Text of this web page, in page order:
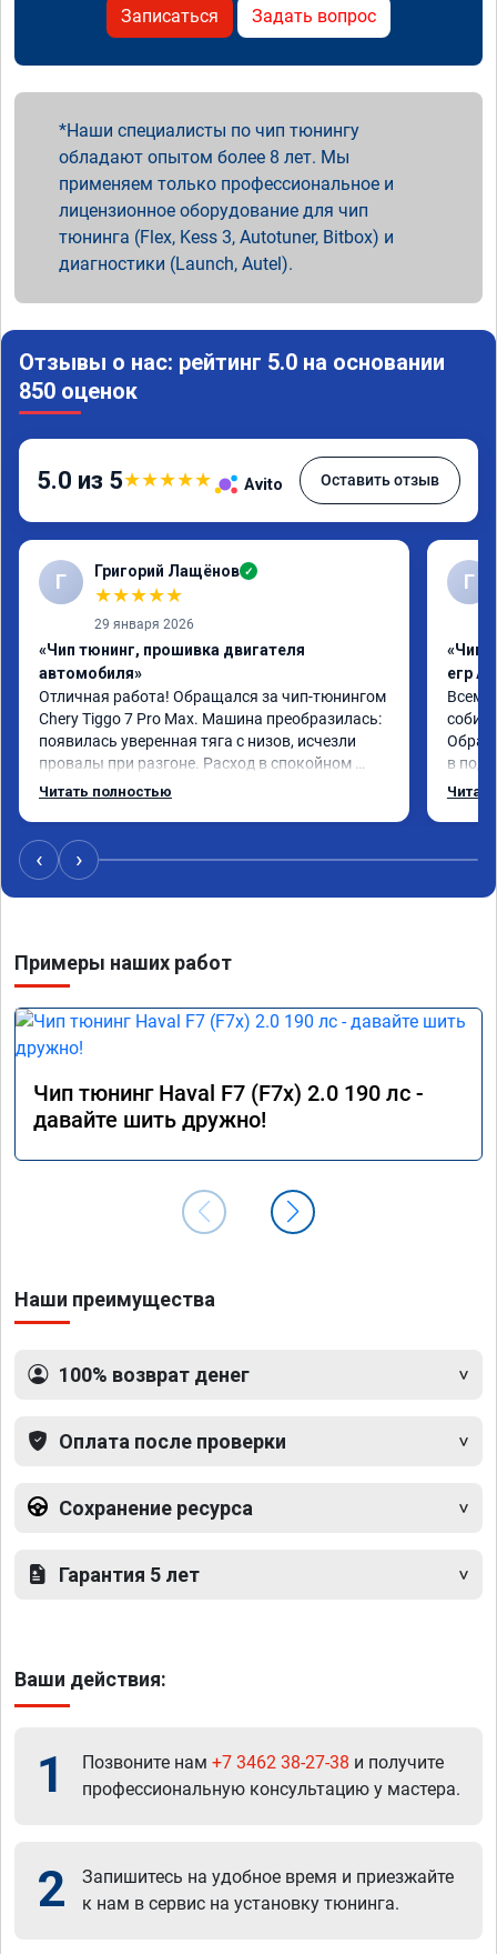
Записаться Задать вопрос
Наши специалисты по чип тюнингу
обладают опытом более 8 лет. Мы
применяем только профессиональное и
лицензионное оборудование для чип
тюнинга (Flex, Kess 3, Autotuner, Bitbox) и
диагностики (Launch, Autel).
Отзывы о нас: рейтинг 5.0 на основании
850 оценок
5.0 из 5★★★★★ Avito Оставить отзыв
Г Григорий Лащёнов ✓
★★★★★
29 января 2026
«Чип тюнинг, прошивка двигателя
автомобиля»
Отличная работа! Обращался за чип-тюнингом
Chery Tiggo 7 Pro Max. Машина преобразилась:
появилась уверенная тяга с низов, исчезли
провалы при разгоне. Расход в спокойном
режиме даже немного снизился. Все сделали
Читать полностью
Г
«Чип
егр
Всем
в
‹ ›
Примеры наших работ
Чип тюнинг Haval F7 (F7x) 2.0 190 лс -
давайте шить дружно!
Наши преимущества
100% возврат денег
Оплата после проверки
Сохранение ресурса
Гарантия 5 лет
Ваши действия:
1 Позвоните нам +7 3462 38-27-38 и получите
профессиональную консультацию у мастера.
2
Запишитесь на удобное время и приезжайте
к нам в сервис на установку тюнинга.